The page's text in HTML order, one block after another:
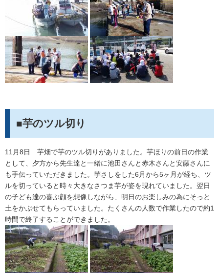
■芋のツル切り
11月8日 芋畑で芋のツル切りがありました。芋ほりの前日の作業
として、夕方から先生達と一緒に池田さんと赤木さんと安藤さんに
も手伝っていただきました。芋さしをした6月から5ヶ月が経ち、ツ
ルを切っていると時々大きなさつま芋が姿を現れていました。翌日
の子ども達の喜ぶ顔を想像しながら、明日のお楽しみの為にそっと
土をかぶせてもらっていました。たくさんの人数で作業したので約1
時間で終了することができました。